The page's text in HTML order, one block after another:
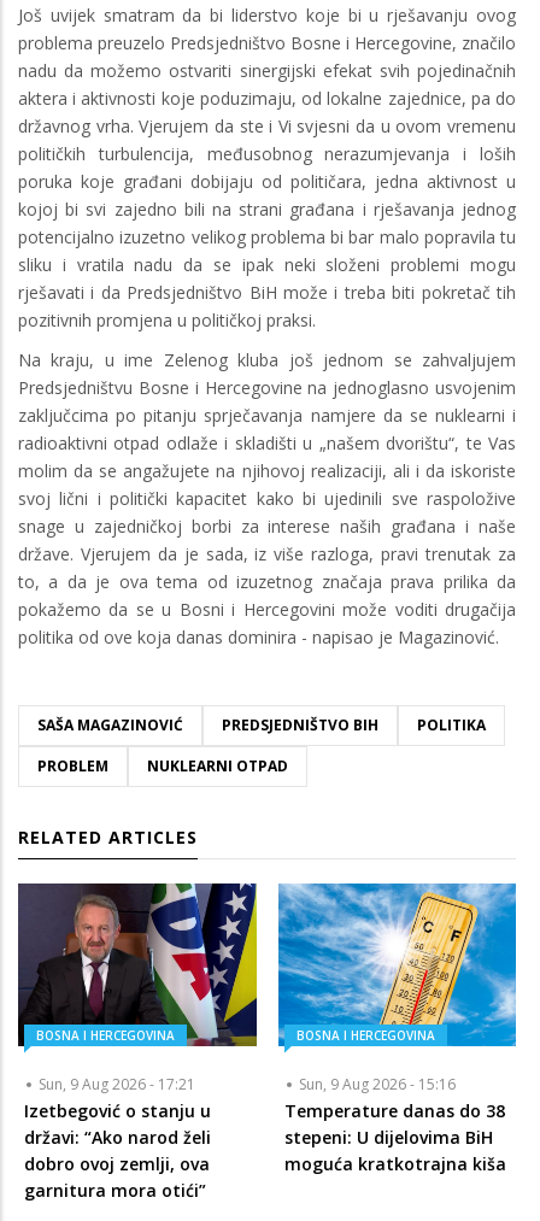
Još uvijek smatram da bi liderstvo koje bi u rješavanju ovog
problema preuzelo Predsjedništvo Bosne i Hercegovine, značilo
nadu da možemo ostvariti sinergijski efekat svih pojedinačnih
aktera i aktivnosti koje poduzimaju, od lokalne zajednice, pa do
državnog vrha. Vjerujem da ste i Vi svjesni da u ovom vremenu
političkih turbulencija, međusobnog nerazumjevanja i loših
poruka koje građani dobijaju od političara, jedna aktivnost u
kojoj bi svi zajedno bili na strani građana i rješavanja jednog
potencijalno izuzetno velikog problema bi bar malo popravila tu
sliku i vratila nadu da se ipak neki složeni problemi mogu
rješavati i da Predsjedništvo BiH može i treba biti pokretač tih
pozitivnih promjena u političkoj praksi.
Na kraju, u ime Zelenog kluba još jednom se zahvaljujem
Predsjedništvu Bosne i Hercegovine na jednoglasno usvojenim
zaključcima po pitanju sprječavanja namjere da se nuklearni i
radioaktivni otpad odlaže i skladišti u „našem dvorištu“, te Vas
molim da se angažujete na njihovoj realizaciji, ali i da iskoriste
svoj lični i politički kapacitet kako bi ujedinili sve raspoložive
snage u zajedničkoj borbi za interese naših građana i naše
države. Vjerujem da je sada, iz više razloga, pravi trenutak za
to, a da je ova tema od izuzetnog značaja prava prilika da
pokažemo da se u Bosni i Hercegovini može voditi drugačija
politika od ove koja danas dominira - napisao je Magazinović.
SAŠA MAGAZINOVIĆ PREDSJEDNIŠTVO BIH
POLITIKA
PROBLEM
NUKLEARNI OTPAD
RELATED ARTICLES
BOSNA I HERCEGOVINA
Sun, 9 Aug 2026 - 17:21
Izetbegović o stanju u
državi: “Ako narod želi
dobro ovoj zemlji, ova
garnitura mora otići”
BOSNA I HERCEGOVINA
Sun, 9 Aug 2026 - 15:16
Temperature danas do 38
stepeni: U dijelovima BiH
moguća kratkotrajna kiša